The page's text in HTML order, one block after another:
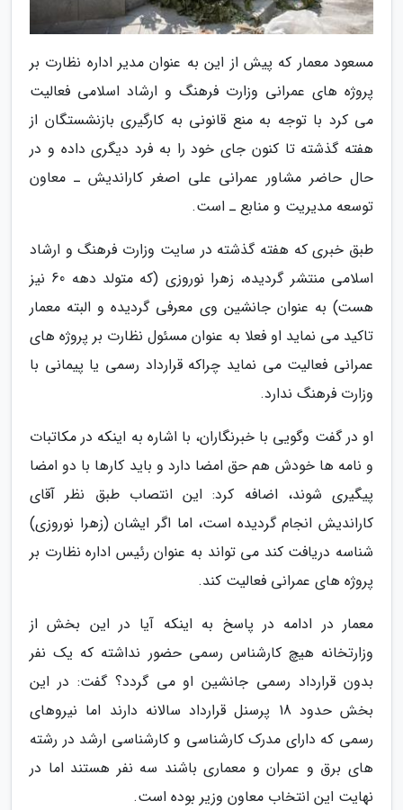
مسعود معمار که پیش از این به عنوان مدیر اداره نظارت بر
پروژه های عمرانی وزارت فرهنگ و ارشاد اسلامی فعالیت
می کرد با توجه به منع قانونی به کارگیری بازنشستگان از
هفته گذشته تا کنون جای خود را به فرد دیگری داده و در
حال حاضر مشاور عمرانی علی اصغر کاراندیش ـ معاون
توسعه مدیریت و منابع ـ است.
طبق خبری که هفته گذشته در سایت وزارت فرهنگ و ارشاد
اسلامی منتشر گردیده، زهرا نوروزی (که متولد دهه 60 نیز
هست) به عنوان جانشین وی معرفی گردیده و البته معمار
تاکید می نماید او فعلا به عنوان مسئول نظارت بر پروژه های
عمرانی فعالیت می نماید چراکه قرارداد رسمی یا پیمانی با
وزارت فرهنگ ندارد.
او در گفت وگویی با خبرنگاران، با اشاره به اینکه در مکاتبات
و نامه ها خودش هم حق امضا دارد و باید کارها با دو امضا
پیگیری شوند، اضافه کرد: این انتصاب طبق نظر آقای
کاراندیش انجام گردیده است، اما اگر ایشان (زهرا نوروزی)
شناسه دریافت کند می تواند به عنوان رئیس اداره نظارت بر
پروژه های عمرانی فعالیت کند.
معمار در ادامه در پاسخ به اینکه آیا در این بخش از
وزارتخانه هیچ کارشناس رسمی حضور نداشته که یک نفر
بدون قرارداد رسمی جانشین او می گردد؟ گفت: در این
بخش حدود 18 پرسنل قرارداد سالانه دارند اما نیروهای
رسمی که دارای مدرک کارشناسی و کارشناسی ارشد در رشته
های برق و عمران و معماری باشند سه نفر هستند اما در
نهایت این انتخاب معاون وزیر بوده است.